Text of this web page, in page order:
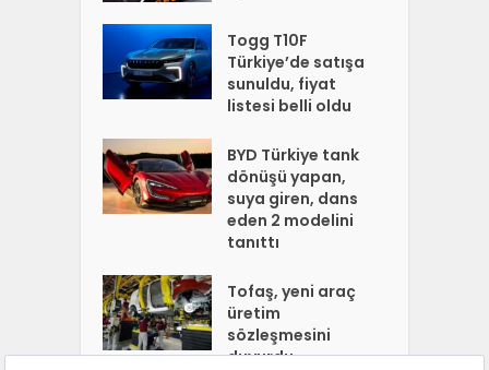
Togg T10F
Türkiye’de satışa
sunuldu, fiyat
listesi belli oldu
BYD Türkiye tank
dönüşü yapan,
suya giren, dans
eden 2 modelini
tanıttı
Tofaş, yeni araç
üretim
sözleşmesini
duyurdu